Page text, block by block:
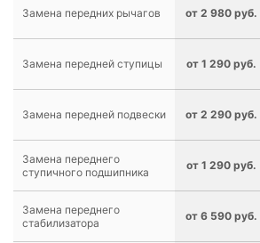
Замена передних рычагов от 2 980 руб.
Замена передней ступицы от 1 290 руб.
Замена передней подвески от 2 290 руб.
Замена переднего
ступичного подшипника
от 1 290 руб.
Замена переднего
стабилизатора
от 6 590 руб.